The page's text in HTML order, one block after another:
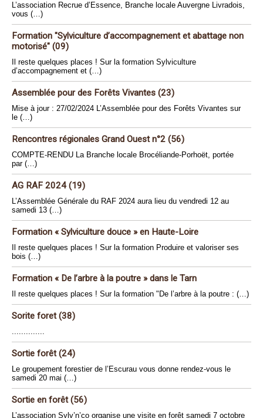
L’association Recrue d’Essence, Branche locale Auvergne Livradois,
vous (…)
Formation "Sylviculture d’accompagnement et abattage non
motorisé" (09)
Il reste quelques places ! Sur la formation Sylviculture
d’accompagnement et (…)
Assemblée pour des Forêts Vivantes (23)
Mise à jour : 27/02/2024 L’Assemblée pour des Forêts Vivantes sur
le (…)
Rencontres régionales Grand Ouest n°2 (56)
COMPTE-RENDU La Branche locale Brocéliande-Porhoët, portée
par (…)
AG RAF 2024 (19)
L’Assemblée Générale du RAF 2024 aura lieu du vendredi 12 au
samedi 13 (…)
Formation « Sylviculture douce » en Haute-Loire
Il reste quelques places ! Sur la formation Produire et valoriser ses
bois (…)
Formation « De l’arbre à la poutre » dans le Tarn
Il reste quelques places ! Sur la formation "De l’arbre à la poutre : (…)
Sorite foret (38)
..............
Sortie forêt (24)
Le groupement forestier de l’Escurau vous donne rendez-vous le
samedi 20 mai (…)
Sortie en forêt (56)
L’association Sylv’n’co organise une visite en forêt samedi 7 octobre